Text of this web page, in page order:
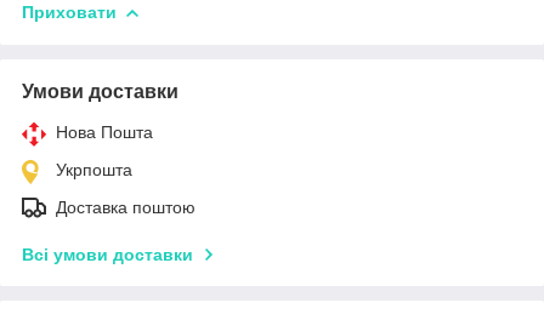
Приховати
Умови доставки
Нова Пошта
Укрпошта
Доставка поштою
Всі умови доставки